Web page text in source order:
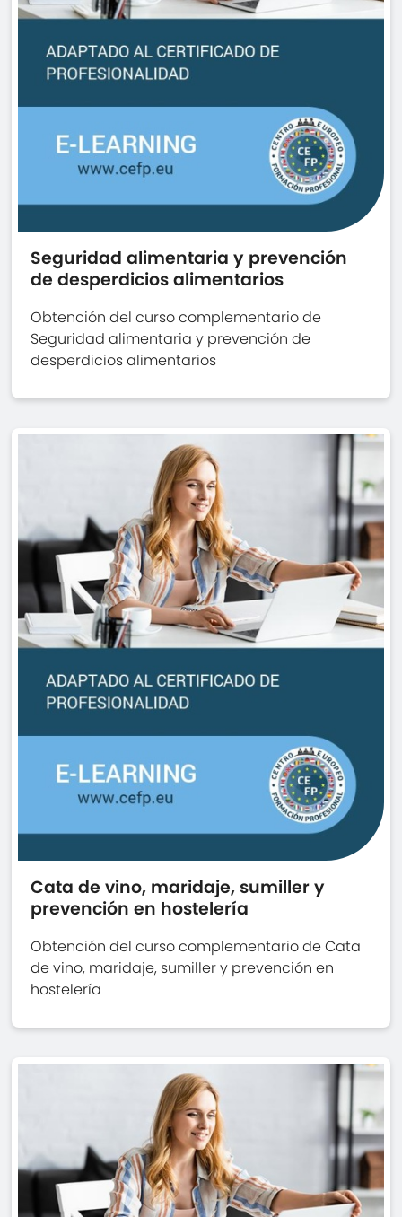
Seguridad alimentaria y prevención
de desperdicios alimentarios
Obtención del curso complementario de
Seguridad alimentaria y prevención de
desperdicios alimentarios
Cata de vino, maridaje, sumiller y
prevención en hostelería
Obtención del curso complementario de Cata
de vino, maridaje, sumiller y prevención en
hostelería